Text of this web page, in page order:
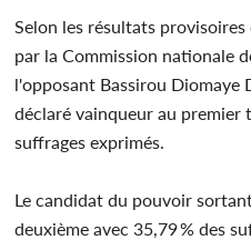
Selon les résultats
par la Commission nationale
l'opposant Bassirou Diomaye
déclaré vainqueur au premier
suffrages exprimés.
Le candidat du pouvoir
deuxième avec 35,79 % des